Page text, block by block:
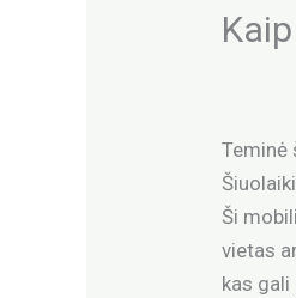
Teminė
Ši
vietas
kas gali